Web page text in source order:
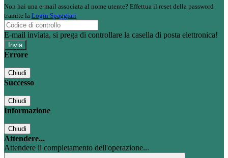
Non hai una e-mail associata al nome utente? Effettua il reset della password
tramite la Login Spaggiari
E-mail inviata, si prega di controllare la casella di posta elettronica!
Errore
Chiudi
Successo
Chiudi
Informazione
Chiudi
Attendere...
Attendere il completamento dell'operazione...